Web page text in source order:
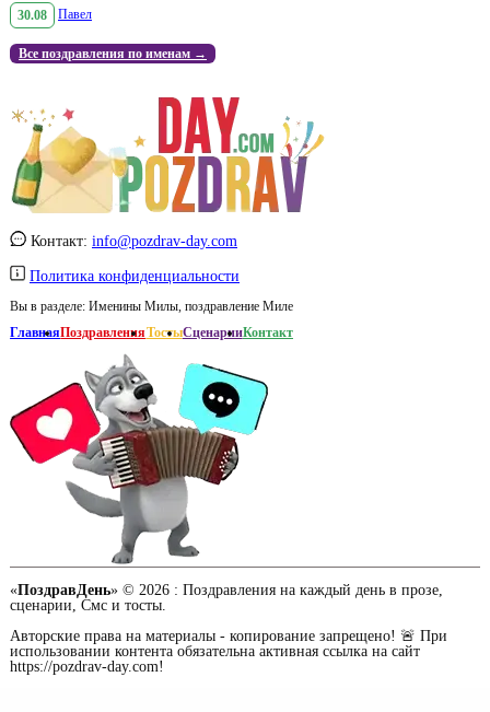
30.08 Павел
Все поздравления по именам →
Контакт: info@pozdrav-day.com
Политика конфиденциальности
Вы в разделе: Именины Милы, поздравление Миле
ГлавнаяПоздравленияТостыСценарииКонтакт
«ПоздравДень» © 2026 : Поздравления на каждый день в прозе,
сценарии, Смс и тосты.
Авторские права на материалы - копирование запрещено! 🚨 При
использовании контента обязательна активная ссылка на сайт
https://pozdrav-day.com!